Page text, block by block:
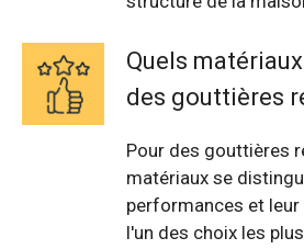
Quels
des gouttières
Pour des gouttières
matériaux se
performances et
l'un des choix les